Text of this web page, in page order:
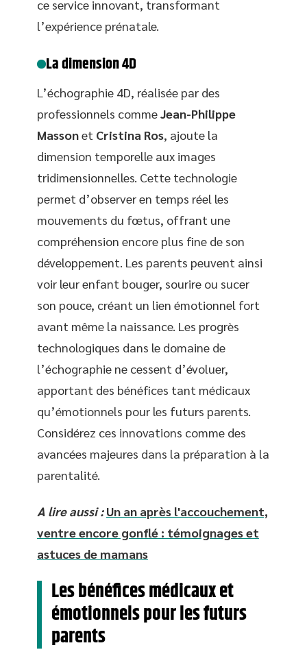
ce service innovant, transformant
l’expérience prénatale.
La dimension 4D
L’échographie 4D, réalisée par des
professionnels commeJean-Philippe
Massonet Cristina Ros, ajoute la
dimension temporelle aux images
tridimensionnelles. Cette technologie
permet d’observer en temps réel les
mouvements du fœtus, offrant une
compréhension encore plus fine de son
développement. Les parents peuvent ainsi
voir leur enfant bouger, sourire ou sucer
son pouce, créant un lien émotionnel fort
avant même la naissance. Les progrès
technologiques dans le domaine de
l’échographie ne cessent d’évoluer,
apportant des bénéfices tant médicaux
qu’émotionnels pour les futurs parents.
Considérez ces innovations comme des
avancées majeures dans la préparation à la
parentalité.
A lire aussi : Un an après l'accouchement,
ventre encore gonflé : témoignages et
astuces de mamans
Les bénéfices médicaux et
émotionnels pour les futurs
parents